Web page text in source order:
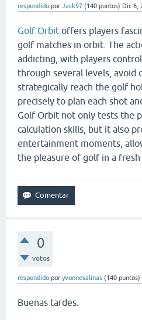
respondido por Jack97 (140 puntos) Dic 6,
Golf Orbit offers players
golf matches in orbit. The
addicting, with players
through several levels, avoid
strategically reach the golf
precisely to plan each shot
Golf Orbit not only tests the
calculation skills, but it also
entertainment moments,
the pleasure of golf in a fresh
0
votos
respondido por yvonnesalinas (140 puntos)
Buenas tardes.